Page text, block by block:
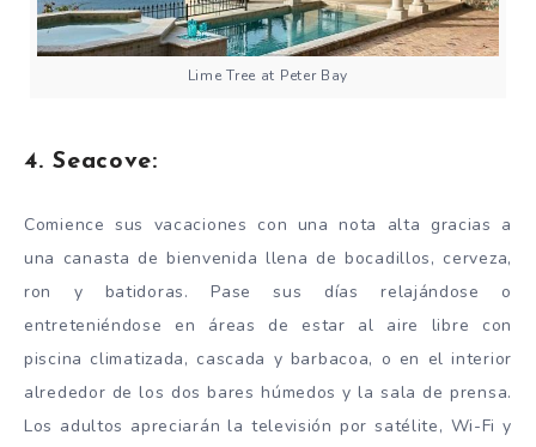
Lime Tree at Peter Bay
4. Seacove:
Comience sus vacaciones con una nota alta gracias a
una canasta de bienvenida llena de bocadillos, cerveza,
ron y batidoras. Pase sus días relajándose o
entreteniéndose en áreas de estar al aire libre con
piscina climatizada, cascada y barbacoa, o en el interior
alrededor de los dos bares húmedos y la sala de prensa.
Los adultos apreciarán la televisión por satélite, Wi-Fi y